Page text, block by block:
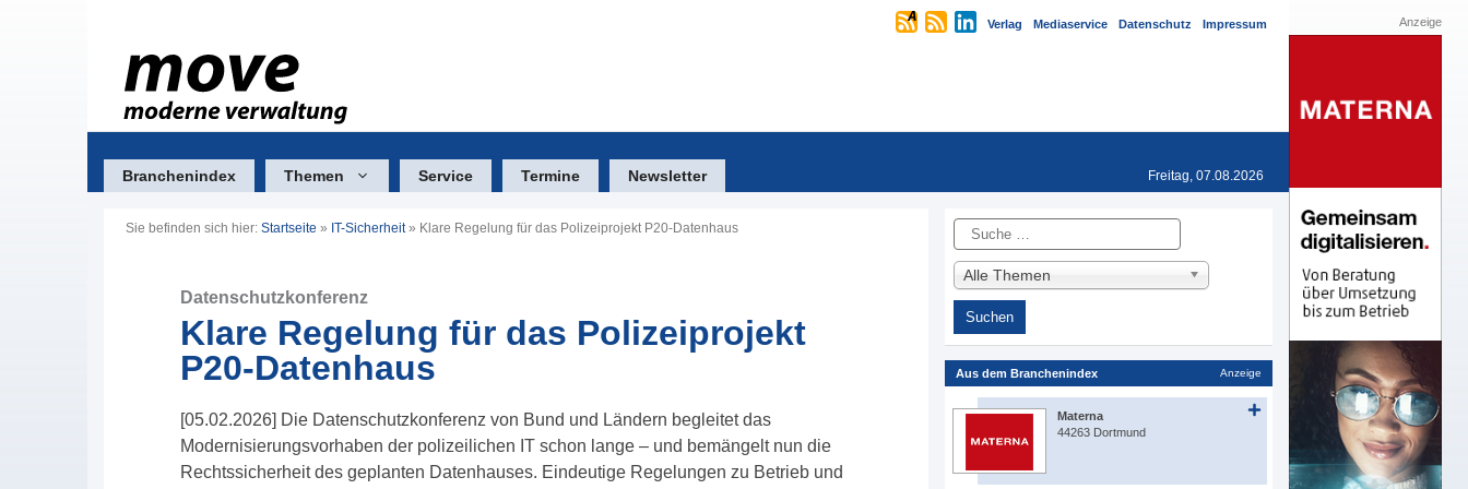
Verlag Mediaservice Datenschutz Impressum
Branchenindex Themen Service Termine Newsletter Freitag, 07.08.2026
Sie befinden sich hier: Startseite » IT-Sicherheit» Klare Regelung für das Polizeiprojekt P20-Datenhaus
Datenschutzkonferenz
Klare Regelung für das Polizeiprojekt
P20-Datenhaus
[05.02.2026] Die Datenschutzkonferenz von Bund und Ländern begleitet das
Modernisierungsvorhaben der polizeilichen IT schon lange – und bemängelt nun die
Rechtssicherheit des geplanten Datenhauses. Eindeutige Regelungen zu Betrieb und
Suche
Alle Themen
Aus dem Branchenindex Anzeige
Materna
44263 Dortmund
Anzeige